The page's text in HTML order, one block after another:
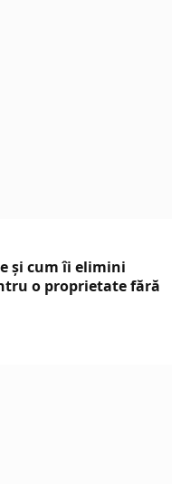
și cum îi elimini
o proprietate fără